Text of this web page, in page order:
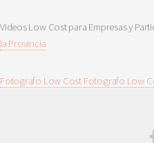
Videos Low Cost para Empresas y
la Provincia
Fotografo Low Cost Fotografo Low